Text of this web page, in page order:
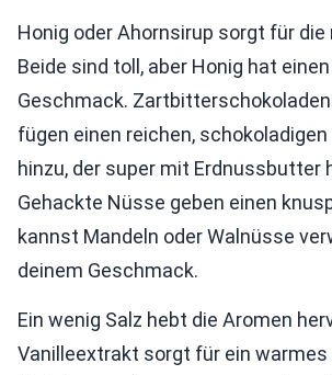
Honig oder Ahornsirup sorgt für die
Beide sind toll, aber Honig hat
Geschmack.
fügen einen reichen,
hinzu, der super mit Erdnussbutter
Gehackte Nüsse geben einen
kannst Mandeln oder Walnüsse
deinem Geschmack.
Ein wenig Salz hebt die Aromen
Vanilleextrakt sorgt für ein warmes